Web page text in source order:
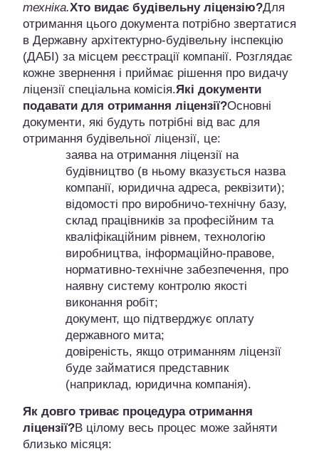
техніка.Хто видає будівельну ліцензію?Для
отримання цього документа потрібно звертатися
в Державну архітектурно-будівельну інспекцію
(ДАБІ) за місцем реєстрації компанії. Розглядає
кожне звернення і приймає рішення про видачу
ліцензії спеціальна комісія.Які документи
подавати для отримання ліцензії?Основні
документи, які будуть потрібні від вас для
отримання будівельної ліцензії, це:
заява на отримання ліцензії на
будівництво (в ньому вказується назва
компанії, юридична адреса, реквізити);
відомості про виробничо-технічну базу,
склад працівників за професійним та
кваліфікаційним рівнем, технологію
виробництва, інформаційно-правове,
нормативно-технічне забезпечення, про
наявну систему контролю якості
виконання робіт;
документ, що підтверджує оплату
державного мита;
довіреність, якщо отриманням ліцензії
буде займатися представник
(наприклад, юридична компанія).
Як довго триває процедура отримання
ліцензії?В цілому весь процес може зайняти
близько місяця: